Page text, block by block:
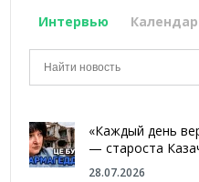
Интервью
«Каждый день
— староста
28.07.2026